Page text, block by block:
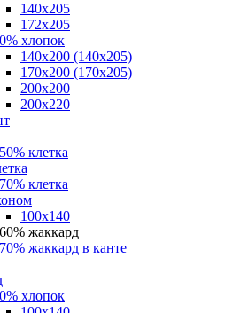
140x205
172х205
хлопок
140x200 (140х205)
170x200 (170х205)
200х200
200х220
клетка
клетка
100x140
жаккард
жаккард в канте
хлопок